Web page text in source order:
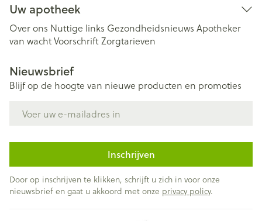
Uw apotheek
Over ons Nuttige links Gezondheidsnieuws Apotheker
van wachtVoorschriftZorgtarieven
Nieuwsbrief
Blijf op de hoogte van nieuwe producten en promoties
Inschrijven
Door op inschrijven te klikken, schrijft u zich in voor onze
nieuwsbrief en gaat u akkoord met onze privacy policy.